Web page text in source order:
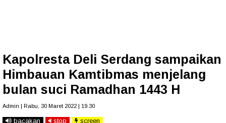
Kapolresta Deli Serdang sampaikan
Himbauan Kamtibmas menjelang
bulan suci Ramadhan 1443 H
Admin | Rabu, 30 Maret 2022 | 19.30
bacakan stop screen